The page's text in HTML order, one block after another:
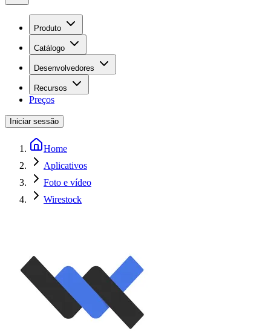
Produto
Catálogo
Desenvolvedores
Recursos
Preços
Iniciar sessão
Home
Aplicativos
Foto e vídeo
Wirestock